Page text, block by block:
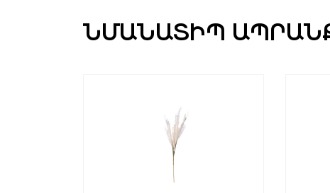
ՆՄԱՆԱՏԻՊ